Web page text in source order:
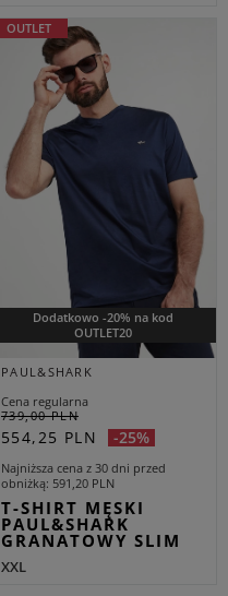
Dodatkowo -20% na kod
OUTLET20
OUTLET
PAUL&SHARK
Cena regularna
739,00 PLN
554,25 PLN -25%
Najniższa cena z 30 dni przed
obniżką 591,20 PLN
T-SHIRT MĘSKI
PAUL&SHARK
GRANATOWY SLIM
XXL